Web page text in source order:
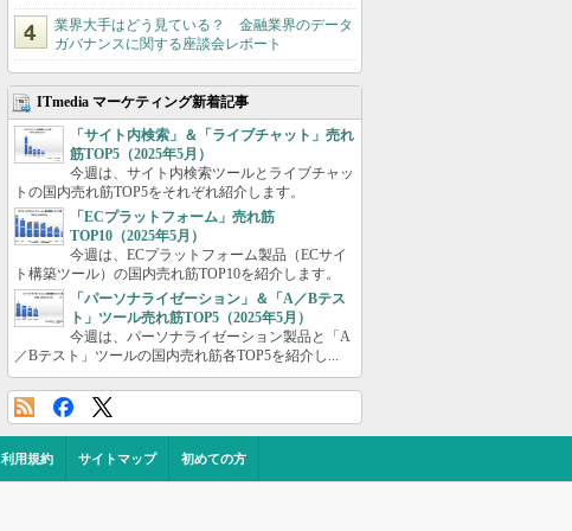
業界大手はどう見ている？ 金融業界のデータ
ガバナンスに関する座談会レポート
ITmedia マーケティング新着記事
「サイト内検索」＆「ライブチャット」売れ
筋TOP5（2025年5月）
今週は、サイト内検索ツールとライブチャッ
トの国内売れ筋TOP5をそれぞれ紹介します。
「ECプラットフォーム」売れ筋
TOP10（2025年5月）
今週は、ECプラットフォーム製品（ECサイ
ト構築ツール）の国内売れ筋TOP10を紹介します。
「パーソナライゼーション」＆「A／Bテス
ト」ツール売れ筋TOP5（2025年5月）
今週は、パーソナライゼーション製品と「A
／Bテスト」ツールの国内売れ筋各TOP5を紹介し...
利用規約 サイトマップ 初めての方